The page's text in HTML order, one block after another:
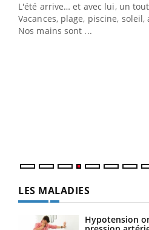
L'été arrive… et avec lui, un
Vacances, plage, piscine,
Nos mains sont ...
LES MALADIES
Hypotension